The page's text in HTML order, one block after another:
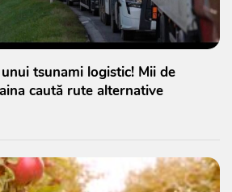
tsunami logistic! Mii de
caută rute alternative